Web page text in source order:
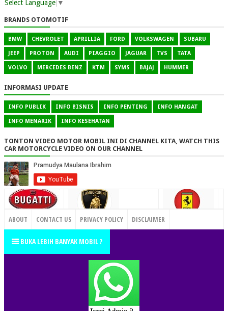
Select Language ▼
BRANDS OTOMOTIF
BMW CHEVROLET APRILLIA FORD VOLKSWAGEN SUBARU
JEEP PROTON AUDI PIAGGIO JAGUAR TVS TATA
VOLVO MERCEDES BENZ KTM SYMS BAJAJ HUMMER
INFORMASI UPDATE
INFO PUBLIK INFO BISNIS INFO PENTING INFO HANGAT
INFO MENARIK INFO KESEHATAN
TONTON VIDEO MOTOR MOBIL INI DI CHANNEL KITA, WATCH THIS
CAR MOTORCYCLE VIDEO ON OUR CHANNEL
CONTACT US
ABOUT CONTACT US PRIVACY POLICY DISCLAIMER
TERMS OF SERVICE SITEMAP
BUKA LEBIH BANYAK MOBIL ?